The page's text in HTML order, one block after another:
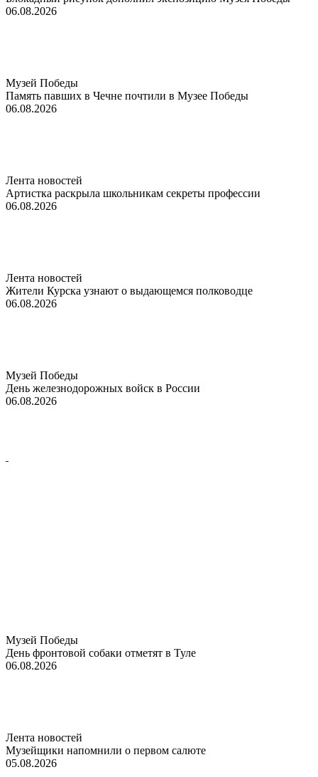
06.08.2026
Музей Победы
Память павших в Чечне почтили в Музее Победы
06.08.2026
Лента новостей
Артистка раскрыла школьникам секреты профессии
06.08.2026
Лента новостей
Жители Курска узнают о выдающемся полководце
06.08.2026
Музей Победы
День железнодорожных войск в России
06.08.2026
Музей Победы
День фронтовой собаки отметят в Туле
06.08.2026
Лента новостей
Музейщики напомнили о первом салюте
05.08.2026